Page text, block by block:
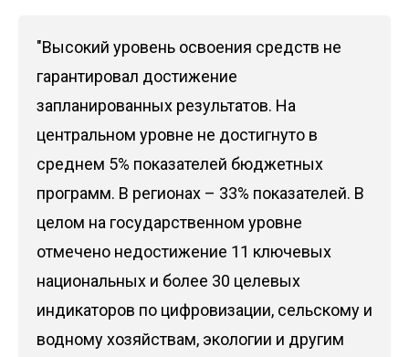
"Высокий уровень освоения средств не
гарантировал достижение
запланированных результатов. На
центральном уровне не достигнуто в
среднем 5% показателей бюджетных
программ. В регионах – 33% показателей. В
целом на государственном уровне
отмечено недостижение 11 ключевых
национальных и более 30 целевых
индикаторов по цифровизации, сельскому и
водному хозяйствам, экологии и другим